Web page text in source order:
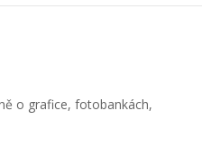
o grafice, fotobankách,